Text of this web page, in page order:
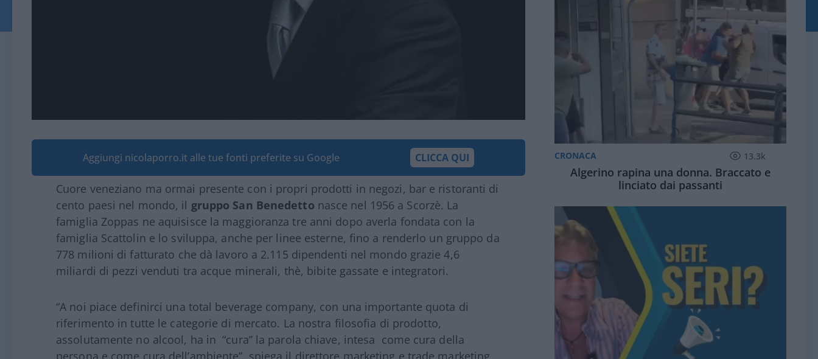
Aggiungi nicolaporro.it alle tue fonti preferite su Google CLICCA QUI
Cuore veneziano ma ormai presente con i propri prodotti in negozi, bar e ristoranti di
cento paesi nel mondo, il gruppo San Benedetto nasce nel 1956 a Scorzè. La
famiglia Zoppas ne aquisisce la maggioranza tre anni dopo averla fondata con la
famiglia Scattolin e lo sviluppa, anche per linee esterne, fino a renderlo un gruppo da
778 milioni di fatturato che dà lavoro a 2.115 dipendenti nel mondo grazie 4,6
miliardi di pezzi venduti tra acque minerali, thè, bibite gassate e integratori.
“A noi piace definirci una total beverage company, con una importante quota di
riferimento in tutte le categorie di mercato. La nostra filosofia di prodotto,
assolutamente no alcool, ha in “cura” la parola chiave, intesa come cura della
persona e come cura dell’ambiente”, spiega il direttore marketing e trade marketing
CRONACA 13.3k
Algerino rapina una donna. Braccato e
linciato dai passanti